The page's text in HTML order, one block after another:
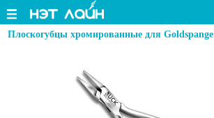
Плоскогубцы хромированные для Goldspange